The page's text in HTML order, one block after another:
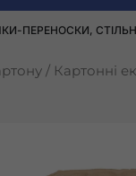
WORKI
ПЕРЕНОСКИ,
/ Картонні